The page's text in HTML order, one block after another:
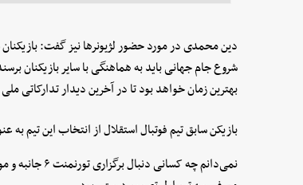
دین محمدی در مورد حضور لژیونرها نیز گفت: بازیکنان
شروع جام جهانی باید به هماهنگی با سایر بازیکنان
بهترین زمان خواهد بود تا در آخرین دیدار تدارکاتی
بازیکن سابق تیم فوتبال استقلال از انتخاب این تیم
نمی‌دانم چه